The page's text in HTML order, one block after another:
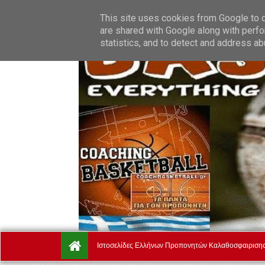
Friday, August 7. Ποιοί Είμαστε Όροι Χρήσης
Ιστοσελίδες Ελλήνων Προπονητών Καλαθοσφαιρισης
This site uses cookies from Google to
are shared with Google along with
statistics, and to detect and address